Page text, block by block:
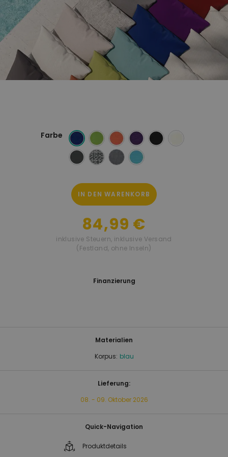
Farbe
IN DEN WARENKORB
84,99 €
inklusive Steuern, inklusive Versand
(Festland, ohne Inseln)
Materialien
Korpus: blau
Lieferung:
08. - 09. Oktober 2026
Quick-Navigation
Produktdetails
Finanzierung